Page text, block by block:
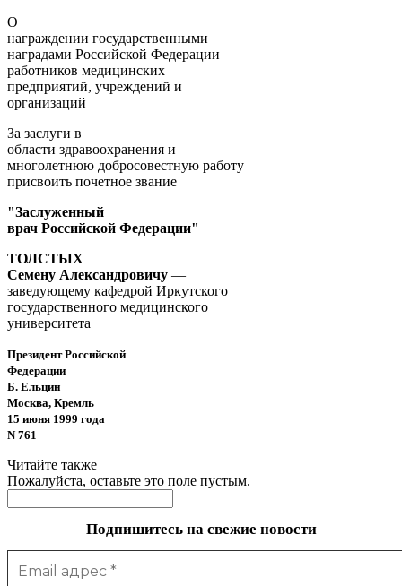
О
награждении государственными
наградами Российской Федерации
работников медицинских
предприятий, учреждений и
организаций
За заслуги в
области здравоохранения и
многолетнюю добросовестную работу
присвоить почетное звание
"Заслуженный
врач Российской Федерации"
ТОЛСТЫХ
Семену Александровичу —
заведующему кафедрой Иркутского
государственного медицинского
университета
Президент Российской
Федерации
Б. Ельцин
Москва, Кремль
15 июня 1999 года
N 761
Читайте также
Пожалуйста, оставьте это поле пустым.
Подпишитесь на свежие новости